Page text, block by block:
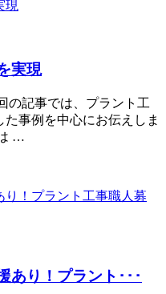
実現
の記事では、プラント工
事例を中心にお伝えしま
…
あり！プラント･･･